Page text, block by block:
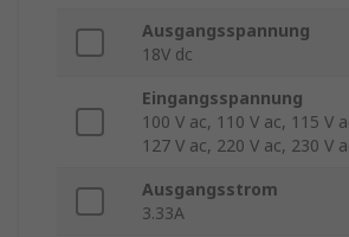
Ausgangsspannung
18V dc
Eingangsspannung
100 V ac, 110 V ac, 115 V
127 V ac, 220 V ac, 230 V
Ausgangsstrom
3.33A